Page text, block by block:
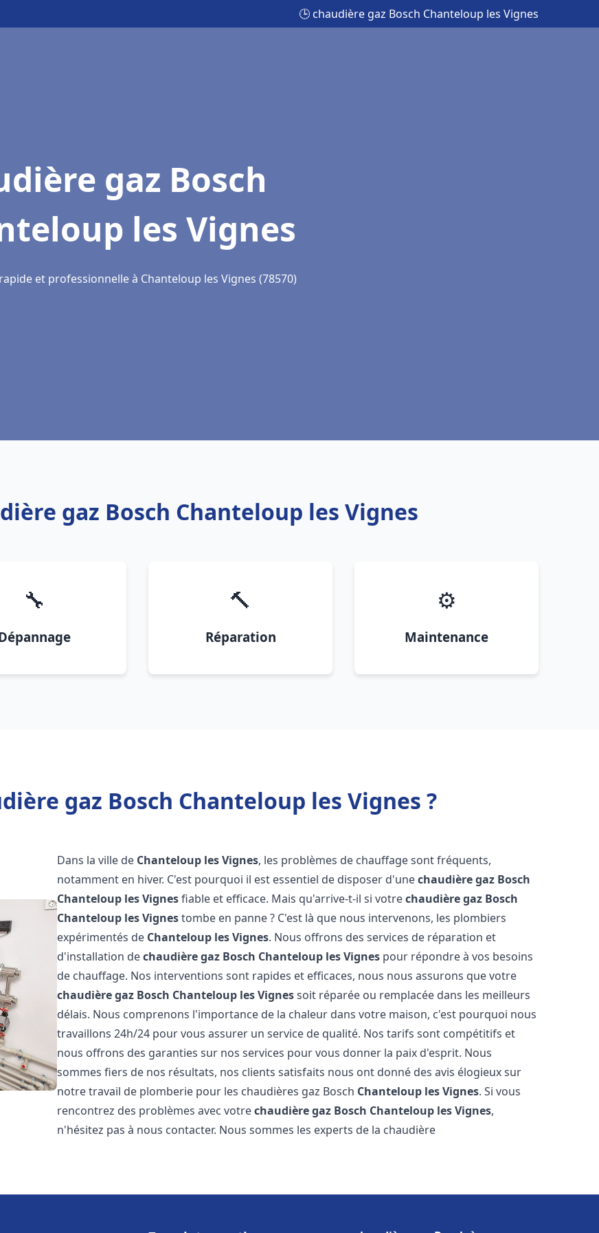
🕒 chaudière gaz Bosch Chanteloup les Vignes
gaz Bosch
les Vignes
et professionnelle à Chanteloup les Vignes (78570)
gaz Bosch Chanteloup les Vignes
🔧 🔨
Réparation
⚙️
Maintenance
gaz Bosch Chanteloup les Vignes ?
Dans la ville de Chanteloup les Vignes, les problèmes de chauffage sont fréquents,
notamment en hiver. C'est pourquoi il est essentiel de disposer d'unechaudière gaz Bosch
Chanteloup les Vignesfiable et efficace. Mais qu'arrive-t-il si votrechaudière gaz Bosch
Chanteloup les Vignestombe en panne ? C'est là que nous intervenons, les plombiers
expérimentés de Chanteloup les Vignes. Nous offrons des services de réparation et
d'installation dechaudière gaz Bosch Chanteloup les Vignes pour répondre à vos besoins
de chauffage. Nos interventions sont rapides et efficaces, nous nous assurons que votre
chaudière gaz Bosch Chanteloup les Vignessoit réparée ou remplacée dans les meilleurs
délais. Nous comprenons l'importance de la chaleur dans votre maison, c'est pourquoi nous
travaillons 24h/24 pour vous assurer un service de qualité. Nos tarifs sont compétitifs et
nous offrons des garanties sur nos services pour vous donner la paix d'esprit. Nous
sommes fiers de nos résultats, nos clients satisfaits nous ont donné des avis élogieux sur
notre travail de plomberie pour les chaudières gaz Bosch Chanteloup les Vignes. Si vous
rencontrez des problèmes avec votrechaudière gaz Bosch Chanteloup les Vignes,
n'hésitez pas à nous contacter. Nous sommes les experts de la chaudière